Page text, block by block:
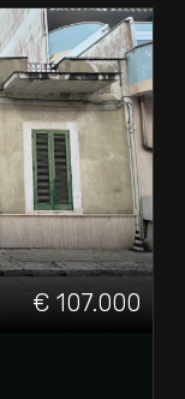
€ 107.000